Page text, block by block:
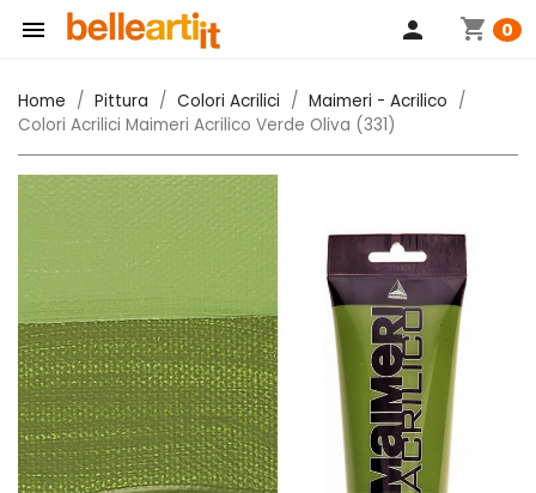
 shopping_cart 0
person
Home Pittura Colori Acrilici
Maimeri - Acrilico
Colori Acrilici Maimeri Acrilico Verde Oliva (331)